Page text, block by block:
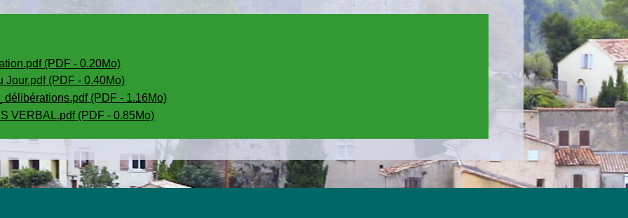
(PDF - 0.20Mo)
Jour.pdf (PDF - 0.40Mo)
(PDF - 1.16Mo)
VERBAL.pdf (PDF - 0.85Mo)